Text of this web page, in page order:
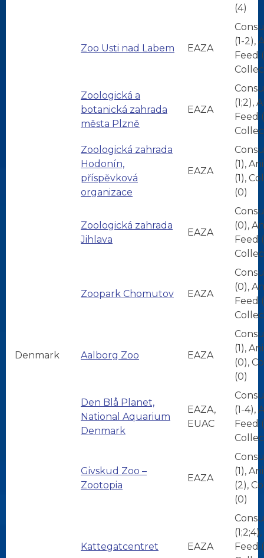
(4)
Zoo Usti nad Labem EAZA
(1-2),
Feed
Zoologická a
botanická zahrada
města Plzně
EAZA
(1;2),
Feed
Zoologická zahrada
Hodonín,
příspěvková
organizace
EAZA
(1),
(1),
(0)
Zoologická zahrada
Jihlava
EAZA
(0),
Feed
Zoopark Chomutov EAZA
(0),
Feed
Denmark Aalborg Zoo EAZA
(1),
(0),
(0)
Den Blå Planet,
National Aquarium
Denmark
EAZA,
EUAC
(1-4),
Feed
Givskud Zoo –
Zootopia
EAZA
(1),
(2),
(0)
Kattegatcentret EAZA
Feed